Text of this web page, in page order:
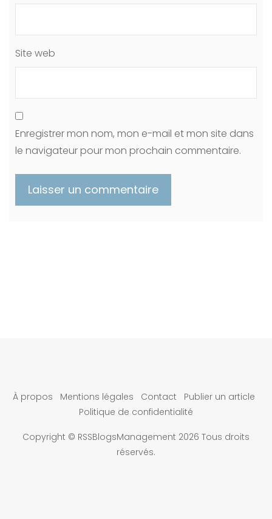
Site web
Enregistrer mon nom, mon e-mail et mon site dans
le navigateur pour mon prochain commentaire.
À propos Mentions légales Contact
Publier un article
Politique de confidentialité
Copyright © RSSBlogsManagement 2026 Tous droits
réservés.